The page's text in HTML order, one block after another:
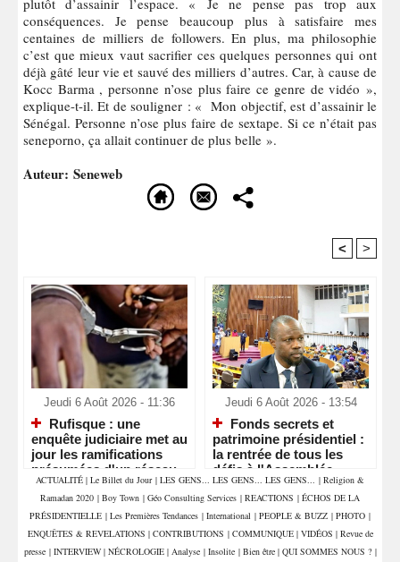
plutôt d’assainir l’espace. « Je ne pense pas trop aux
conséquences. Je pense beaucoup plus à satisfaire mes
centaines de milliers de followers. En plus, ma philosophie
c’est que mieux vaut sacrifier ces quelques personnes qui ont
déjà gâté leur vie et sauvé des milliers d’autres. Car, à cause de
Kocc Barma , personne n’ose plus faire ce genre de vidéo »,
explique-t-il. Et de souligner : « Mon objectif, est d’assainir le
Sénégal. Personne n’ose plus faire de sextape. Si ce n’était pas
seneporno, ça allait continuer de plus belle ».
Auteur: Seneweb
< >
Jeudi 6 Août 2026 - 11:36
Rufisque : une
enquête judiciaire met au
jour les ramifications
présumées d'un réseau
de sextorsion, de
proxénétisme et de trafic
de stupéfiants
Jeudi 6 Août 2026 - 13:54
Fonds secrets et
patrimoine présidentiel :
la rentrée de tous les
défis à l'Assemblée
ACTUALITÉ | Le Billet du Jour | LES GENS... LES GENS... LES GENS... | Religion &
Ramadan 2020 | Boy Town | Géo Consulting Services | REACTIONS | ÉCHOS DE LA
PRÉSIDENTIELLE | Les Premières Tendances | International | PEOPLE & BUZZ | PHOTO |
ENQUÊTES & REVELATIONS | CONTRIBUTIONS | COMMUNIQUE | VIDÉOS | Revue de
presse | INTERVIEW | NÉCROLOGIE | Analyse | Insolite | Bien être | QUI SOMMES NOUS ? |